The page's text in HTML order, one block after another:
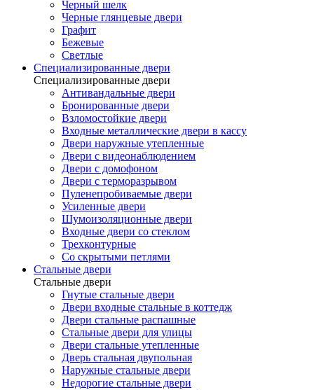
Черный шелк
Черные глянцевые двери
Графит
Бежевые
Светлые
Специализированные двери
Специализированные двери
Антивандальные двери
Бронированные двери
Взломостойкие двери
Входные металлические двери в кассу
Двери наружные утепленные
Двери с видеонаблюдением
Двери с домофоном
Двери с терморазрывом
Пуленепробиваемые двери
Усиленные двери
Шумоизоляционные двери
Входные двери со стеклом
Трехконтурные
Со скрытыми петлями
Стальные двери
Стальные двери
Гнутые стальные двери
Двери входные стальные в коттедж
Двери стальные распашные
Стальные двери для улицы
Двери стальные утепленные
Дверь стальная двупольная
Наружные стальные двери
Недорогие стальные двери